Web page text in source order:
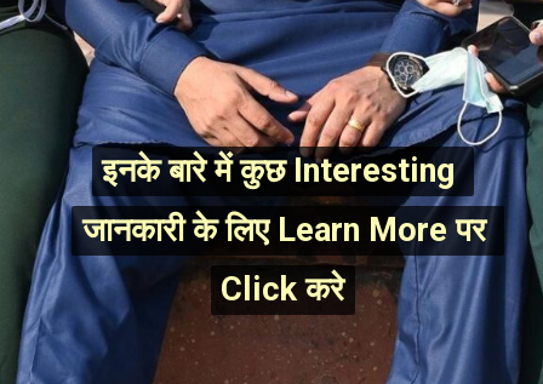
इनके बारे में कुछ Interesting
जानकारी के लिए Learn More पर
Click करे
इनके बारे में कुछ Interesting
जानकारी के लिए Learn More पर
Click करे